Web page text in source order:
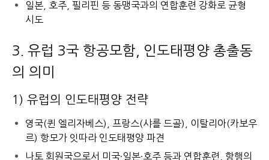
일본, 호주, 필리핀 등 동맹국과의 연합훈련 강화로 균형
시도
3. 유럽 3국 항공모함, 인도태평양 총출동
의 의미
1) 유럽의 인도태평양 전략
영국(퀸 엘리자베스), 프랑스(샤를 드골), 이탈리아(카보우
르) 항모가 잇따라 인도태평양 파견
나토 회원국으로서 미국·일본·호주 등과 연합훈련, 항행의